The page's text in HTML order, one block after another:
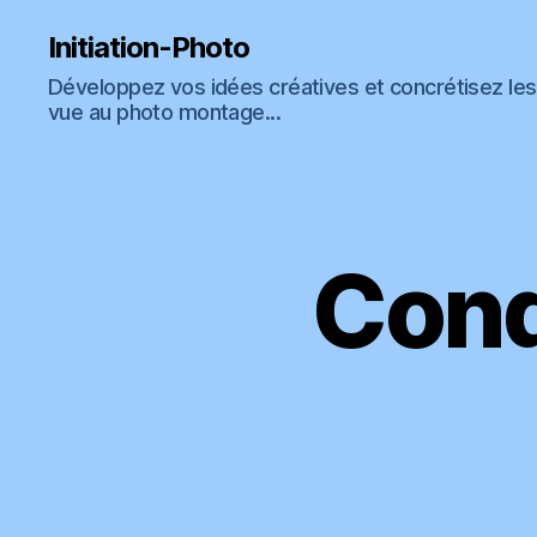
Initiation-Photo
Développez vos idées créatives et concrétisez
vue au photo montage...
Vous êtes libre de recevoir